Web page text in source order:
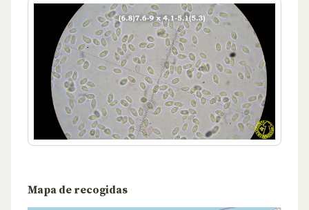
Mapa de recogidas